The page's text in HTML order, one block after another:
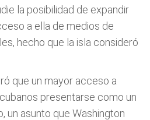
la posibilidad de expandir
a ella de medios de
hecho que la isla consideró
que un mayor acceso a
presentarse como un
un asunto que Washington